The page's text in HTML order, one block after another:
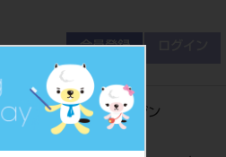
会員登録
情報
デンタルマガジン
ログイン